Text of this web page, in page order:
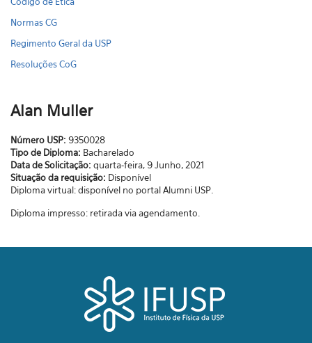
Normas CG
Regimento Geral da USP
Resoluções CoG
Alan Muller
Número USP: 9350028
Tipo de Diploma: Bacharelado
Data de Solicitação: quarta-feira, 9 Junho, 2021
Situação da requisição: Disponível
Diploma virtual: disponível no portal Alumni USP.
Diploma impresso: retirada via agendamento.